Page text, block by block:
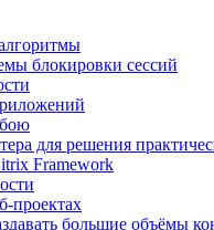
блокировки сессий
для решения
Framework
проектах
большие объёмы